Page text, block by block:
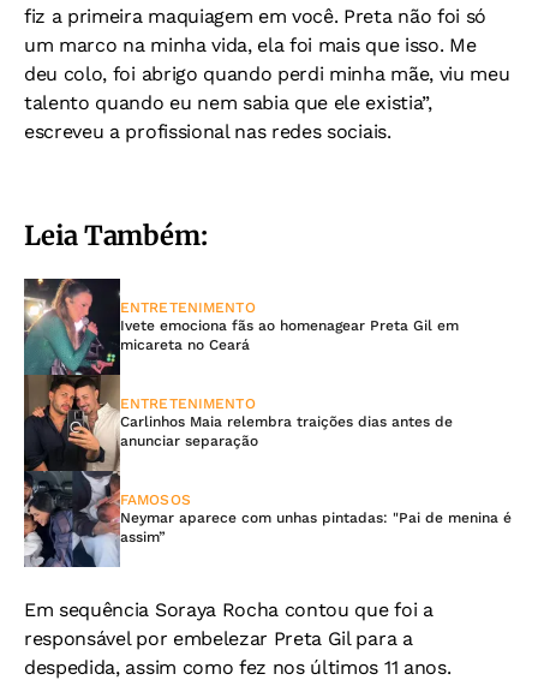
fiz a primeira maquiagem em você. Preta não foi só
um marco na minha vida, ela foi mais que isso. Me
deu colo, foi abrigo quando perdi minha mãe, viu meu
talento quando eu nem sabia que ele existia”,
escreveu a profissional nas redes sociais.
Leia Também:
ENTRETENIMENTO
Ivete emociona fãs ao homenagear Preta Gil em
micareta no Ceará
ENTRETENIMENTO
Carlinhos Maia relembra traições dias antes de
anunciar separação
FAMOSOS
Neymar aparece com unhas pintadas: "Pai de menina é
assim”
Em sequência Soraya Rocha contou que foi a
responsável por embelezar Preta Gil para a
despedida, assim como fez nos últimos 11 anos.